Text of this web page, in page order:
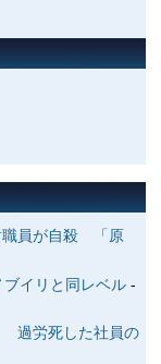
職員が自殺 「原
イリと同レベル-
過労死した社員の